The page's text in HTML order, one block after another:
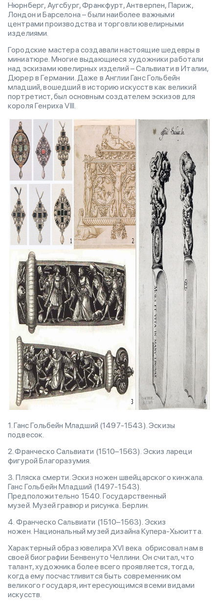
Нюрнберг, Аугсбург, Франкфурт, Антверпен, Париж,
Лондон и Барселона – были наиболее важными
центрами производства и торговли ювелирными
изделиями.
Городские мастера создавали настоящие шедевры в
миниатюре. Многие выдающиеся художники работали
над эскизами ювелирных изделий – Сальвиати в Италии,
Дюрер в Германии. Даже в Англии Ганс Гольбейн
младший, вошедший в историю искусств как великий
портретист, был основным создателем эскизов для
короля Генриха VIII.
1. Ганс Гольбейн Младший (1497-1543). Эскизы
подвесок.
2. Франческо Сальвиати (1510–1563). Эскиз лареци
фигурой Благоразумия.
3. Пляска смерти. Эскиз ножен швейцарского кинжала.
Ганс Гольбейн Младший (1497-1543).
Предположительно 1540. Государственный
музей. Музей гравюр и рисунка. Берлин.
4. Франческо Сальвиати (1510–1563). Эскиз
ножен. Национальный музей дизайна Купера-Хьюитта.
Характерный образ ювелира XVI века обрисовал нам в
своей биографии Бенвенуто Челлини. Он считал, что
талант, художника более всего проявляется, тогда,
когда ему посчастливится быть современником
великого государя, интересующимся всеми видами
искусств.